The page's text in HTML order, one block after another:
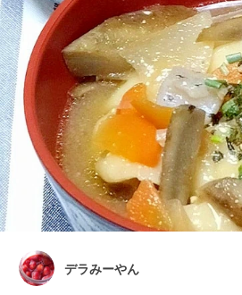
デラみーやん